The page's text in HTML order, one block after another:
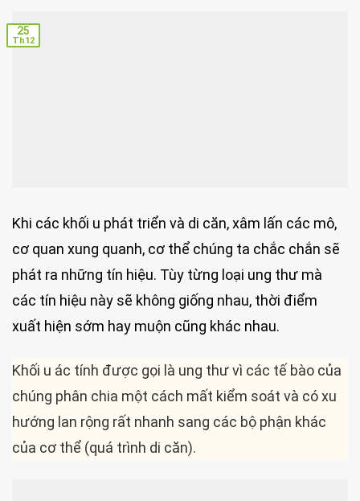
25
Th12
Khi các khối u phát triển và di căn, xâm lấn các mô,
cơ quan xung quanh, cơ thể chúng ta chắc chắn sẽ
phát ra những tín hiệu. Tùy từng loại ung thư mà
các tín hiệu này sẽ không giống nhau, thời điểm
xuất hiện sớm hay muộn cũng khác nhau.
Khối u ác tính được gọi là ung thư vì các tế bào của
chúng phân chia một cách mất kiểm soát và có xu
hướng lan rộng rất nhanh sang các bộ phận khác
của cơ thể (quá trình di căn).